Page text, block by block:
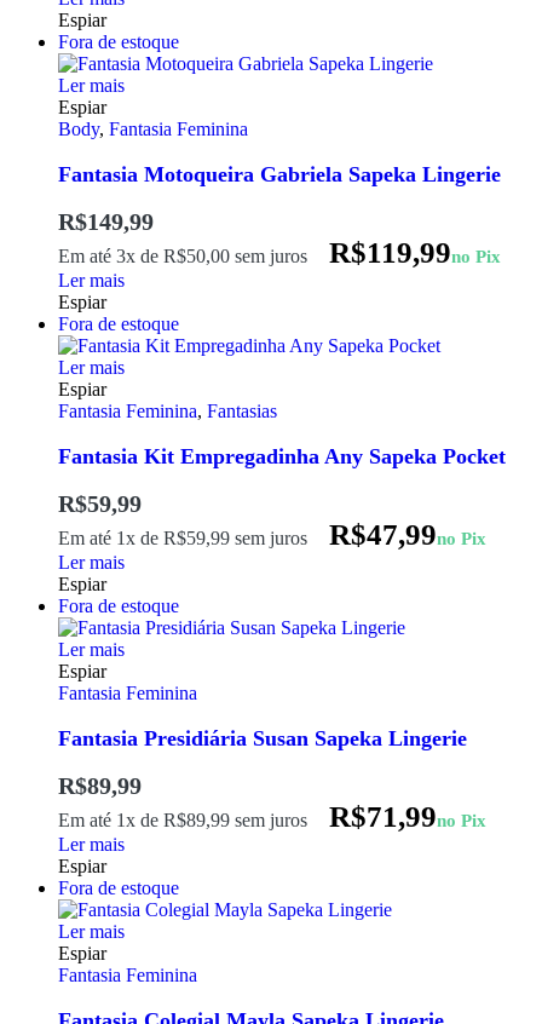
Espiar
Fora de estoque
Ler mais
Espiar
Body, Fantasia Feminina
Fantasia Motoqueira Gabriela Sapeka Lingerie
R$149,99
Em até 3x de R$50,00 sem juros R$119,99no Pix
Ler mais
Espiar
Fora de estoque
Ler mais
Espiar
Fantasia Feminina, Fantasias
Fantasia Kit Empregadinha Any Sapeka Pocket
R$59,99
Em até 1x de R$59,99 sem juros R$47,99no Pix
Ler mais
Espiar
Fora de estoque
Ler mais
Espiar
Fantasia Feminina
Fantasia Presidiária Susan Sapeka Lingerie
R$89,99
Em até 1x de R$89,99 sem juros R$71,99no Pix
Ler mais
Espiar
Fora de estoque
Ler mais
Espiar
Fantasia Feminina